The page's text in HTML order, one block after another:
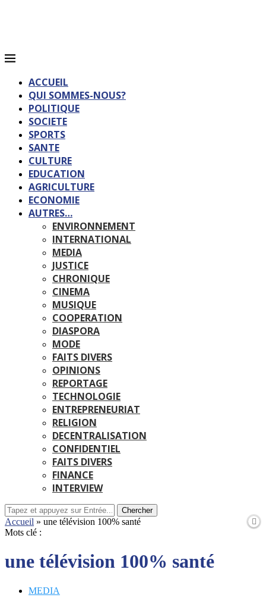
ACCUEIL
QUI SOMMES-NOUS?
POLITIQUE
SOCIETE
SPORTS
SANTE
CULTURE
EDUCATION
AGRICULTURE
ECONOMIE
AUTRES…
ENVIRONNEMENT
INTERNATIONAL
MEDIA
JUSTICE
CHRONIQUE
CINEMA
MUSIQUE
COOPERATION
DIASPORA
MODE
FAITS DIVERS
OPINIONS
REPORTAGE
TECHNOLOGIE
ENTREPRENEURIAT
RELIGION
DECENTRALISATION
CONFIDENTIEL
FAITS DIVERS
FINANCE
INTERVIEW
Chercher
Accueil » une télévision 100% santé
Mots clé :
une télévision 100% santé
MEDIA